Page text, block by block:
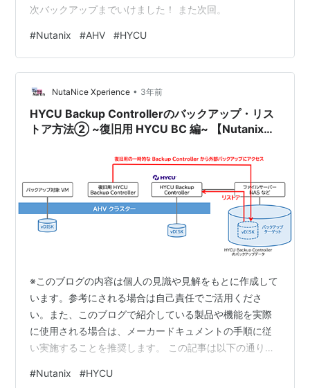
次バックアップまでいけました！ また次回。
#Nutanix #AHV #HYCU
NutaNice Xperience • 3年前
HYCU Backup Controllerのバックアップ・リス
トア方法② ~復旧用 HYCU BC 編~ 【Nutanix
※このブログの内容は個人の見識や見解をもとに作成して
います。参考にされる場合は自己責任でご活用くださ
い。また、このブログで紹介している製品や機能を実際
に使用される場合は、メーカードキュメントの手順に従
い実施することを推奨します。 この記事は以下の通り連
て・HYCU Backup Controllerのバックアップ・リストア
#Nutanix #HYCU